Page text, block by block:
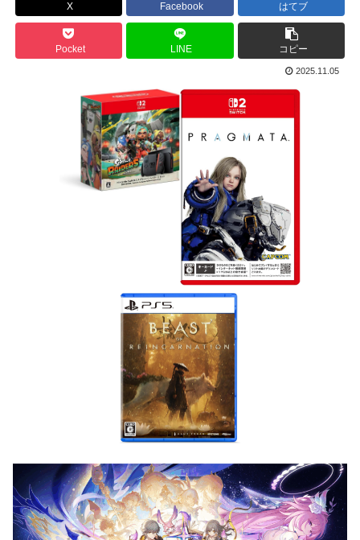
X Facebook はてブ
Pocket LINE コピー
2025.11.05